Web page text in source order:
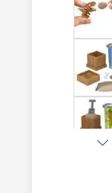
Hayvan Figürler
Çeşitli Figürler
Koleksiyon
Elektronik